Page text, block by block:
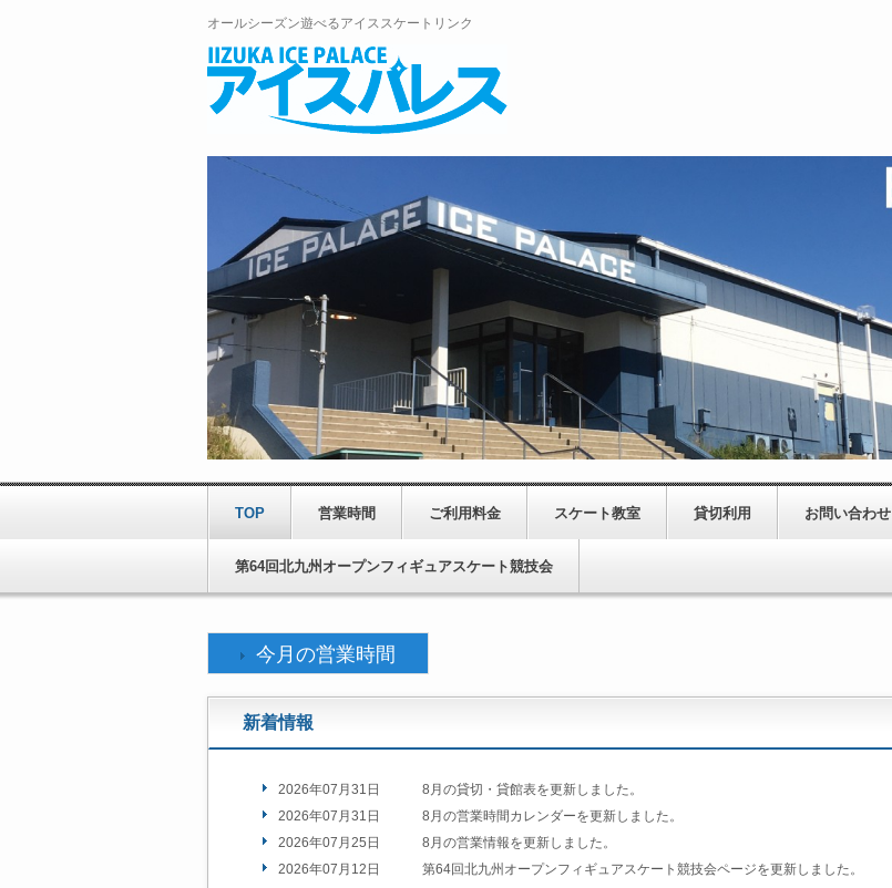
オールシーズン遊べるアイススケートリンク
TOP 営業時間 ご利用料金 スケート教室 貸切利用 お問い合わせ
第64回北九州オープンフィギュアスケート競技会
今月の営業時間
新着情報
2026年07月31日
8月の貸切・貸館表を更新しました。
2026年07月31日
8月の営業時間カレンダーを更新しました。
2026年07月25日
8月の営業情報を更新しました。
2026年07月12日
第64回北九州オープンフィギュアスケート競技会ページを更新しました。